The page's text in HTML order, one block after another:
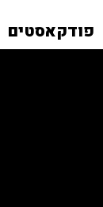
פודקאסטים